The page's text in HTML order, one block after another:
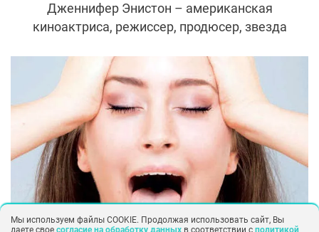
Дженнифер Энистон – американская
киноактриса, режиссер, продюсер, звезда
и первая жена Брэда Питта.
Мы используем файлы COOKIE. Продолжая использовать сайт, Вы
даете свое согласие на обработку данных в соответствии с политикой